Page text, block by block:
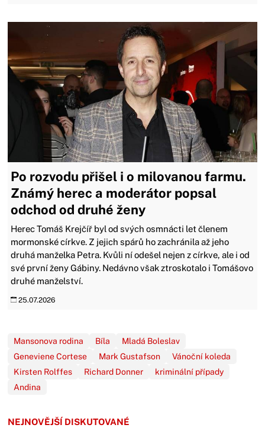
Po rozvodu přišel i o milovanou farmu.
Známý herec a moderátor popsal
odchod od druhé ženy
Herec Tomáš Krejčíř byl od svých osmnácti let členem
mormonské církve. Z jejich spárů ho zachránila až jeho
druhá manželka Petra. Kvůli ní odešel nejen z církve, ale i od
své první ženy Gábiny. Nedávno však ztroskotalo i Tomášovo
druhé manželství.
25.07.2026
Mansonova rodina Bíla
Mladá Boleslav
Geneviene Cortese
Mark Gustafson
Vánoční koleda
Kirsten Rolffes
Richard Donner
kriminální případy
Andina
NEJNOVĚJŠÍ DISKUTOVANÉ